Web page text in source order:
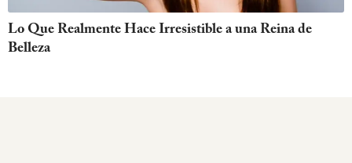
Lo Que Realmente Hace Irresistible a una Reina de
Belleza